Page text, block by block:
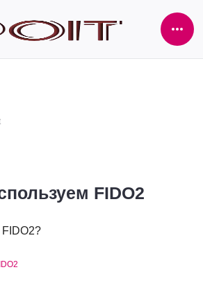
FIDO2
FIDO2?